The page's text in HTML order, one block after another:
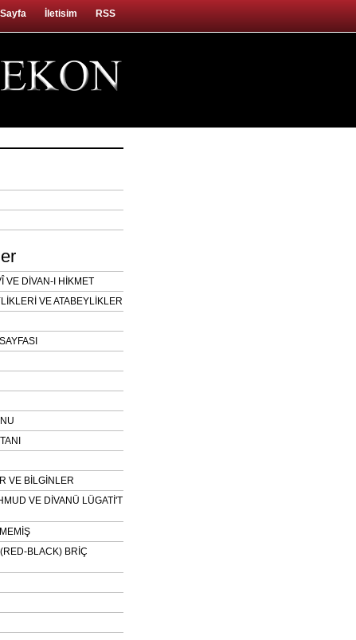
İletisim RSS
VE DİVAN-I HİKMET
VE ATABEYLİKLER
VE BİLGİNLER
VE DİVANÜ LÜGATİ'T
BLACK) BRİÇ